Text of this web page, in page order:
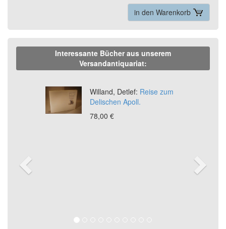
in den Warenkorb
Interessante Bücher aus unserem
Versandantiquariat:
Willand, Detlef: Reise zum
Delischen Apoll.
78,00 €
Previous